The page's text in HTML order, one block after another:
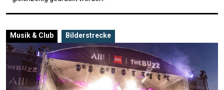
Musik & Club Bilderstrecke